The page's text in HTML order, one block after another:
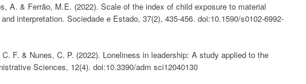
A. & Ferrão, M.E. (2022). Scale of the index of child exposure to material
interpretation. Sociedade e Estado, 37(2), 435-456. doi:10.1590/s0102-6992-
F. & Nunes, C. P. (2022). Loneliness in leadership: A study applied to the
Sciences, 12(4). doi:10.3390/adm sci12040130